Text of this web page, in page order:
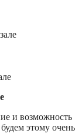
и возможность
этому очень